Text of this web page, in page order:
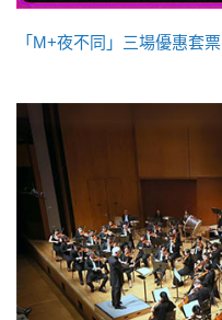
「M+夜不同」三場優惠套票